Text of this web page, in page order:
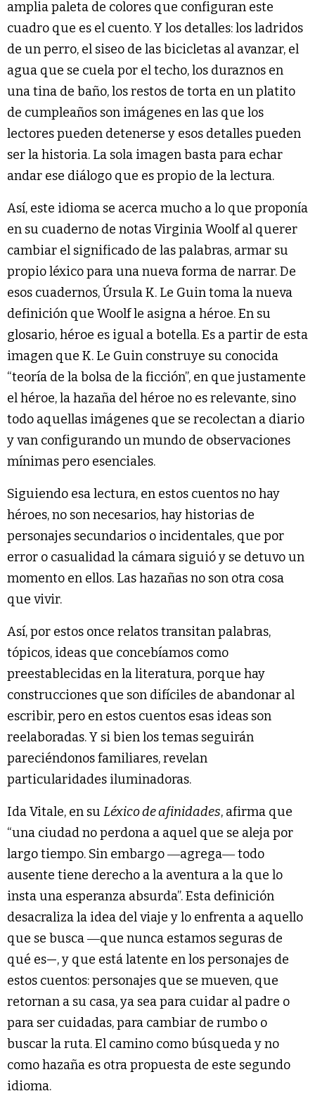
amplia paleta de colores que configuran este
cuadro que es el cuento. Y los detalles: los ladridos
de un perro, el siseo de las bicicletas al avanzar, el
agua que se cuela por el techo, los duraznos en
una tina de baño, los restos de torta en un platito
de cumpleaños son imágenes en las que los
lectores pueden detenerse y esos detalles pueden
ser la historia. La sola imagen basta para echar
andar ese diálogo que es propio de la lectura.
Así, este idioma se acerca mucho a lo que proponía
en su cuaderno de notas Virginia Woolf al querer
cambiar el significado de las palabras, armar su
propio léxico para una nueva forma de narrar. De
esos cuadernos, Úrsula K. Le Guin toma la nueva
definición que Woolf le asigna a héroe. En su
glosario, héroe es igual a botella. Es a partir de esta
imagen que K. Le Guin construye su conocida
“teoría de la bolsa de la ficción”, en que justamente
el héroe, la hazaña del héroe no es relevante, sino
todo aquellas imágenes que se recolectan a diario
y van configurando un mundo de observaciones
mínimas pero esenciales.
Siguiendo esa lectura, en estos cuentos no hay
héroes, no son necesarios, hay historias de
personajes secundarios o incidentales, que por
error o casualidad la cámara siguió y se detuvo un
momento en ellos. Las hazañas no son otra cosa
que vivir.
Así, por estos once relatos transitan palabras,
tópicos, ideas que concebíamos como
preestablecidas en la literatura, porque hay
construcciones que son difíciles de abandonar al
escribir, pero en estos cuentos esas ideas son
reelaboradas. Y si bien los temas seguirán
pareciéndonos familiares, revelan
particularidades iluminadoras.
Ida Vitale, en su Léxico de afinidades, afirma que
“una ciudad no perdona a aquel que se aleja por
largo tiempo. Sin embargo ―agrega― todo
ausente tiene derecho a la aventura a la que lo
insta una esperanza absurda”. Esta definición
desacraliza la idea del viaje y lo enfrenta a aquello
que se busca ―que nunca estamos seguras de
qué es—, y que está latente en los personajes de
estos cuentos: personajes que se mueven, que
retornan a su casa, ya sea para cuidar al padre o
para ser cuidadas, para cambiar de rumbo o
buscar la ruta. El camino como búsqueda y no
como hazaña es otra propuesta de este segundo
idioma.